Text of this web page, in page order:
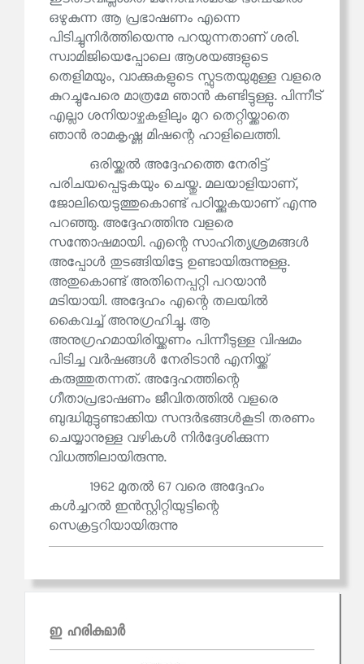
ഒഴുകുന്ന ആ പ്രഭാഷണം എന്നെ
പിടിച്ചുനിർത്തിയെന്നു പറയുന്നതാണ് ശരി.
സ്വാമിജിയെപ്പോലെ ആശയങ്ങളുടെ
തെളിമയും, വാക്കുകളുടെ സ്ഫുടതയുമുള്ള വളരെ
കുറച്ചുപേരെ മാത്രമേ ഞാൻ കണ്ടിട്ടുള്ളു. പിന്നീട്
എല്ലാ ശനിയാഴ്ചകളിലും മുറ തെറ്റിയ്ക്കാതെ
ഞാൻ രാമകൃഷ്ണ മിഷന്റെ ഹാളിലെത്തി.
ഒരിയ്ക്കൽ അദ്ദേഹത്തെ നേരിട്ട്
പരിചയപ്പെടുകയും ചെയ്തു. മലയാളിയാണ്,
ജോലിയെടുത്തുകൊണ്ട് പഠിയ്ക്കുകയാണ് എന്നു
പറഞ്ഞു. അദ്ദേഹത്തിനു വളരെ
സന്തോഷമായി. എന്റെ സാഹിത്യശ്രമങ്ങൾ
അപ്പോൾ തുടങ്ങിയിട്ടേ ഉണ്ടായിരുന്നുള്ളു.
അതുകൊണ്ട് അതിനെപ്പറ്റി പറയാൻ
മടിയായി. അദ്ദേഹം എന്റെ തലയിൽ
കൈവച്ച് അനുഗ്രഹിച്ചു. ആ
അനുഗ്രഹമായിരിയ്ക്കണം പിന്നീടുള്ള വിഷമം
പിടിച്ച വർഷങ്ങൾ നേരിടാൻ എനിയ്ക്ക്
കരുത്തുതന്നത്. അദ്ദേഹത്തിന്റെ
ഗീതാപ്രഭാഷണം ജീവിതത്തിൽ വളരെ
ബുദ്ധിമുട്ടുണ്ടാക്കിയ സന്ദർഭങ്ങൾകൂടി തരണം
ചെയ്യാനുള്ള വഴികൾ നിർദ്ദേശിക്കുന്ന
വിധത്തിലായിരുന്നു.
1962 മുതൽ 67 വരെ അദ്ദേഹം
കൾച്ചറൽ ഇൻസ്റ്റിറ്റിയുട്ടിന്റെ
സെക്രട്ടറിയായിരുന്നു
ഇ ഹരികുമാര്‍